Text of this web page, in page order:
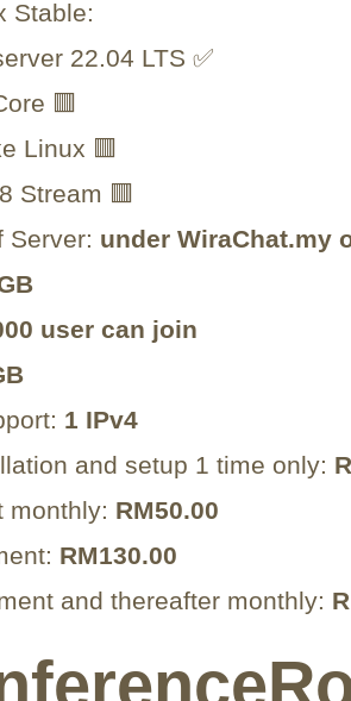
Stable:
22.04 LTS ✅
🟥
Linux 🟥
Stream 🟥
Server: under WiraChat.my
user can join
1 IPv4
and setup 1 time only:
monthly: RM50.00
RM130.00
and thereafter monthly: